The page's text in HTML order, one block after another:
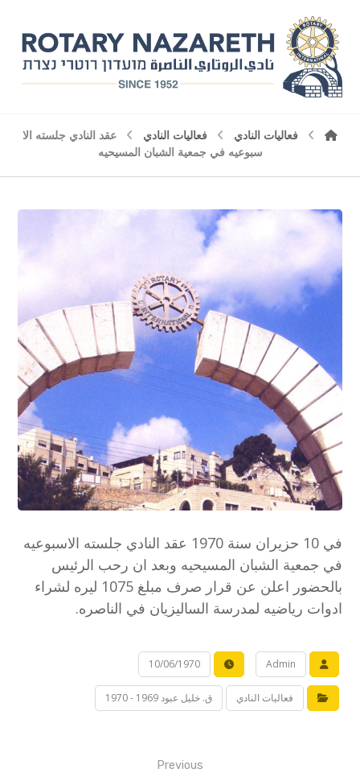
فعاليات النادي فعاليات النادي
عقد النادي جلسته الا
سبوعيه في جمعية الشبان المسيحيه
في 10 حزيران سنة 1970 عقد النادي جلسته الاسبوعيه
في جمعية الشبان المسيحيه وبعد ان رحب الرئيس
بالحضور اعلن عن قرار صرف مبلغ 1075 ليره لشراء
ادوات رياضيه لمدرسة الساليزيان في الناصره.
Admin
10/06/1970
فعاليات النادي ق. خليل عبود 1969 - 1970
Previous